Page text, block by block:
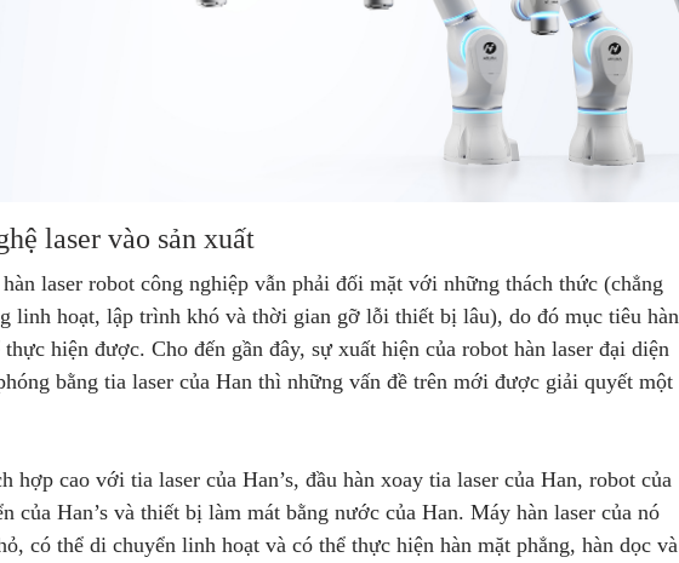
laser vào sản xuất
laser robot công nghiệp vẫn phải đối mặt với những thách thức (chẳng
linh hoạt, lập trình khó và thời gian gỡ lỗi thiết bị lâu), do đó mục tiêu hàn
hiện được. Cho đến gần đây, sự xuất hiện của robot hàn laser đại diện
bằng tia laser của Han thì những vấn đề trên mới được giải quyết một
hợp cao với tia laser của Han’s, đầu hàn xoay tia laser của Han, robot của
của Han’s và thiết bị làm mát bằng nước của Han. Máy hàn laser của nó
có thể di chuyển linh hoạt và có thể thực hiện hàn mặt phẳng, hàn dọc và